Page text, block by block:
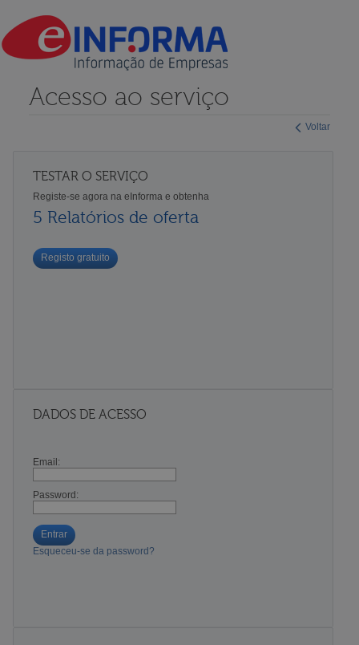
Voltar
Acesso ao serviço
TESTAR O SERVIÇO
Registe-se agora na eInforma e obtenha
5 Relatórios de oferta
Registo gratuito
DADOS DE ACESSO
Email:
Password:
Entrar
Esqueceu-se da password?